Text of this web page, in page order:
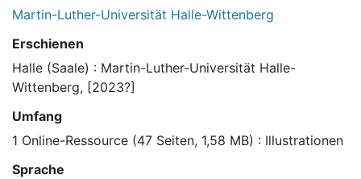
Martin-Luther-Universität Halle-Wittenberg
Erschienen
Halle (Saale) : Martin-Luther-Universität Halle-
Wittenberg, [2023?]
Umfang
1 Online-Ressource (47 Seiten, 1,58 MB) : Illustrationen
Sprache